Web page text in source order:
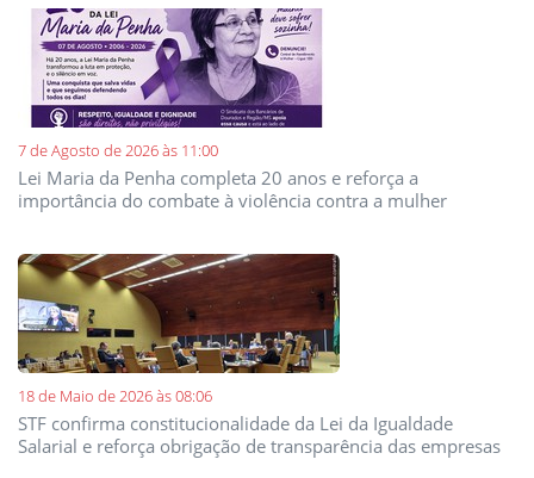
7 de Agosto de 2026 às 11:00
Lei Maria da Penha completa 20 anos e reforça a
importância do combate à violência contra a mulher
18 de Maio de 2026 às 08:06
STF confirma constitucionalidade da Lei da Igualdade
Salarial e reforça obrigação de transparência das empresas